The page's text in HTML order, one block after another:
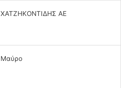
ΧΑΤΖΗΚΟΝΤΙΔΗΣ ΑΕ
Μαύρο